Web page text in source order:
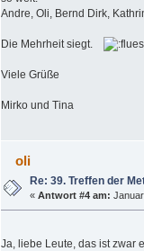
Andre, Oli, Bernd Dirk,
Die Mehrheit siegt.
Viele Grüße
Mirko und Tina
oli
Re: 39. Treffen der
«Antwort #4 am:
Ja, liebe Leute, das ist zwar